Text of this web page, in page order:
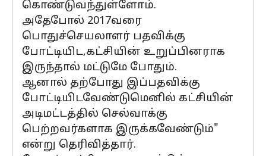
கொண்டுவந்துள்ளோம்.
அதேபோல் 2017வரை
பொதுச்செயலாளர் பதவிக்கு
போட்டியிட,கட்சியின் உறுப்பினராக
இருந்தால் மட்டுமே போதும்.
ஆனால் தற்போது இப்பதவிக்கு
போட்டியிடவேண்டுமெனில் கட்சியின்
அடிமட்டத்தில் செல்வாக்கு
பெற்றவர்களாக இருக்கவேண்டும்"
என்று தெரிவித்தார்.